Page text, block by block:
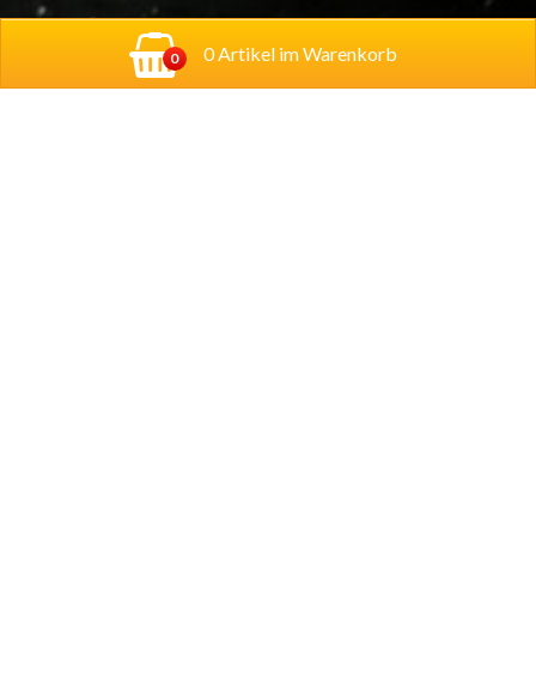
0 0 Artikel im Warenkorb